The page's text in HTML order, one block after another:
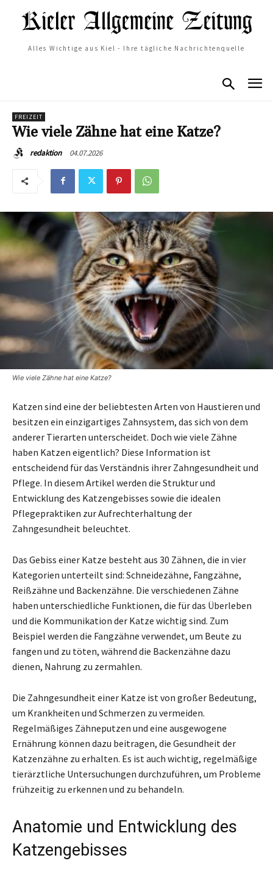
Alles Wichtige aus Kiel - Ihre tägliche Nachrichtenquelle
FREIZEIT
Wie viele Zähne hat eine Katze?
redaktion 04.07.2026
Wie viele Zähne hat eine Katze?
Katzen sind eine der beliebtesten Arten von Haustieren und
besitzen ein einzigartiges Zahnsystem, das sich von dem
anderer Tierarten unterscheidet. Doch wie viele Zähne
haben Katzen eigentlich? Diese Information ist
entscheidend für das Verständnis ihrer Zahngesundheit und
Pflege. In diesem Artikel werden die Struktur und
Entwicklung des Katzengebisses sowie die idealen
Pflegepraktiken zur Aufrechterhaltung der
Zahngesundheit beleuchtet.
Das Gebiss einer Katze besteht aus 30 Zähnen, die in vier
Kategorien unterteilt sind: Schneidezähne, Fangzähne,
Reißzähne und Backenzähne. Die verschiedenen Zähne
haben unterschiedliche Funktionen, die für das Überleben
und die Kommunikation der Katze wichtig sind. Zum
Beispiel werden die Fangzähne verwendet, um Beute zu
fangen und zu töten, während die Backenzähne dazu
dienen, Nahrung zu zermahlen.
Die Zahngesundheit einer Katze ist von großer Bedeutung,
um Krankheiten und Schmerzen zu vermeiden.
Regelmäßiges Zähneputzen und eine ausgewogene
Ernährung können dazu beitragen, die Gesundheit der
Katzenzähne zu erhalten. Es ist auch wichtig, regelmäßige
tierärztliche Untersuchungen durchzuführen, um Probleme
frühzeitig zu erkennen und zu behandeln.
Anatomie und Entwicklung des
Katzengebisses